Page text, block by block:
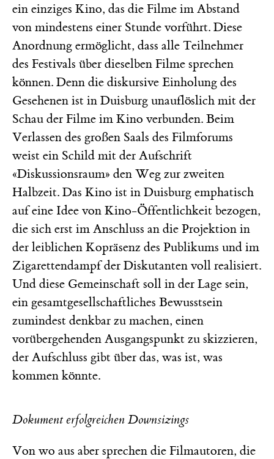
ein einziges Kino, das die Filme im Abstand
von mindestens einer Stunde vorführt. Diese
Anordnung ermöglicht, dass alle Teilnehmer
des Festivals über dieselben Filme sprechen
können. Denn die diskursive Einholung des
Gesehenen ist in Duisburg unauflöslich mit der
Schau der Filme im Kino verbunden. Beim
Verlassen des großen Saals des Filmforums
weist ein Schild mit der Aufschrift
«Diskussionsraum» den Weg zur zweiten
Halbzeit. Das Kino ist in Duisburg emphatisch
auf eine Idee von Kino-Öffentlichkeit bezogen,
die sich erst im Anschluss an die Projektion in
der leiblichen Kopräsenz des Publikums und im
Zigarettendampf der Diskutanten voll realisiert.
Und diese Gemeinschaft soll in der Lage sein,
ein gesamtgesellschaftliches Bewusstsein
zumindest denkbar zu machen, einen
vorübergehenden Ausgangspunkt zu skizzieren,
der Aufschluss gibt über das, was ist, was
kommen könnte.
Dokument erfolgreichen Downsizings
Von wo aus aber sprechen die Filmautoren, die